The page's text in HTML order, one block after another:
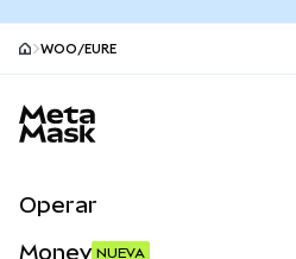
WOO/EURE
Operar
Money NUEVA